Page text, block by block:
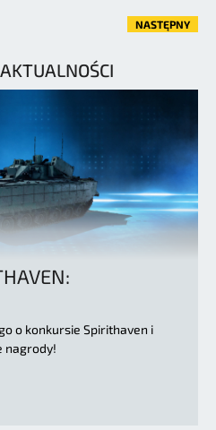
NASTĘPNY
o konkursie Spirithaven i
nagrody!